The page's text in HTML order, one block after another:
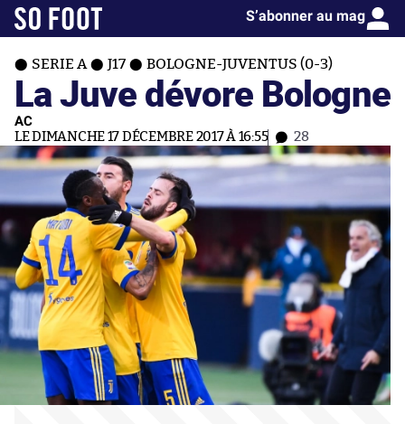
S’abonner au mag
SERIE A J17 BOLOGNE-JUVENTUS (0-3)
La Juve dévore Bologne
AC
LE DIMANCHE 17 DÉCEMBRE 2017 À 16:55 28